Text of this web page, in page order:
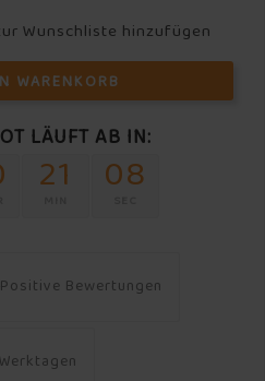
Wunschliste hinzufügen
WARENKORB
LÄUFT AB IN:
21 08
Bewertungen